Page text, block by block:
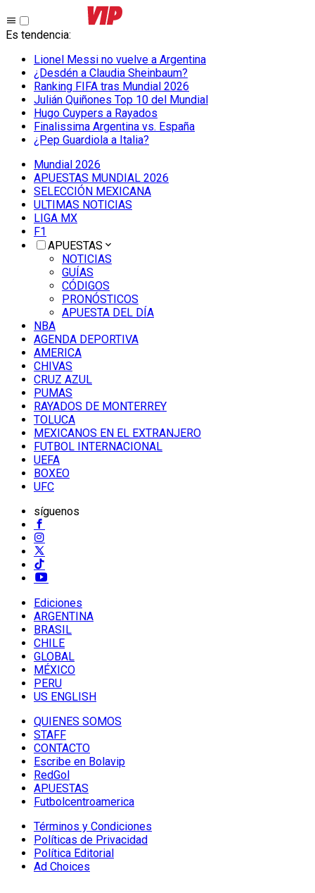
Es tendencia:
Lionel Messi no vuelve a Argentina
¿Desdén a Claudia Sheinbaum?
Ranking FIFA tras Mundial 2026
Julián Quiñones Top 10 del Mundial
Hugo Cuypers a Rayados
Finalissima Argentina vs. España
¿Pep Guardiola a Italia?
Mundial 2026
APUESTAS MUNDIAL 2026
SELECCIÓN MEXICANA
ULTIMAS NOTICIAS
LIGA MX
F1
APUESTAS
NOTICIAS
GUÍAS
CÓDIGOS
PRONÓSTICOS
APUESTA DEL DÍA
NBA
AGENDA DEPORTIVA
AMERICA
CHIVAS
CRUZ AZUL
PUMAS
RAYADOS DE MONTERREY
TOLUCA
MEXICANOS EN EL EXTRANJERO
FUTBOL INTERNACIONAL
UEFA
BOXEO
UFC
síguenos
Ediciones
ARGENTINA
BRASIL
CHILE
GLOBAL
MÉXICO
PERU
US ENGLISH
QUIENES SOMOS
STAFF
CONTACTO
Escribe en Bolavip
RedGol
APUESTAS
Futbolcentroamerica
Términos y Condiciones
Políticas de Privacidad
Política Editorial
Ad Choices